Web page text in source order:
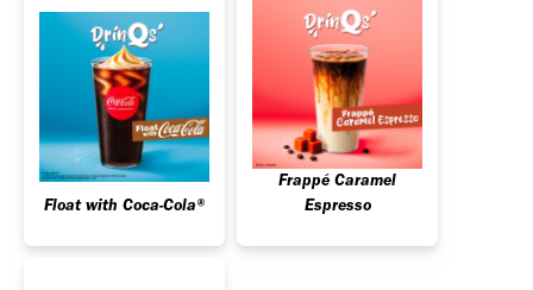
Float with Coca-Cola®
Frappé Caramel
Espresso